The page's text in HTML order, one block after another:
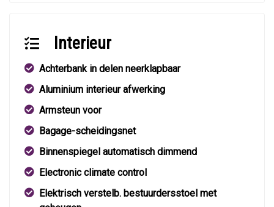
Interieur
Achterbank in delen neerklapbaar
Aluminium interieur afwerking
Armsteun voor
Bagage-scheidingsnet
Binnenspiegel automatisch dimmend
Electronic climate control
Elektrisch verstelb. bestuurdersstoel met